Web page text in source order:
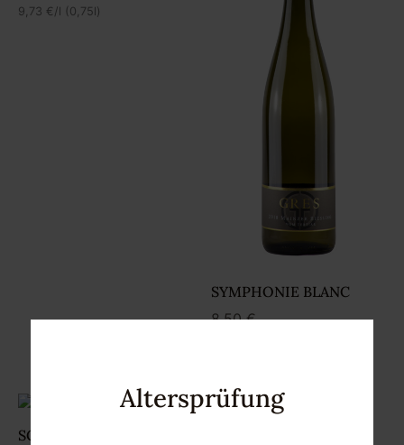
9,73 € /l (0,75l)
SYMPHONIE BLANC
8,50€
SCHEUREBE KABINETT
Altersprüfung